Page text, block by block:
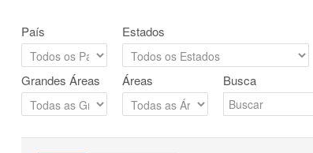
País Estados
Grandes Áreas Áreas Busca